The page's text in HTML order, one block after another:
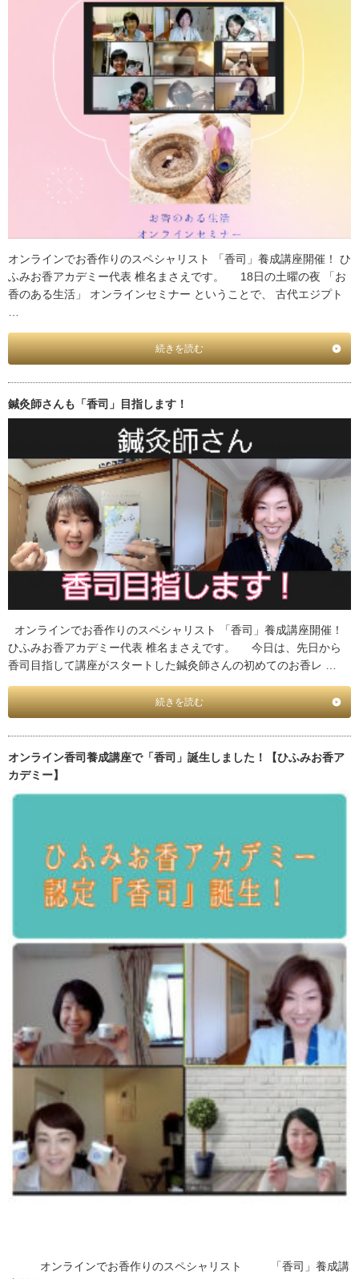
オンラインでお香作りのスペシャリスト 「香司」養成講座開催！ ひ
ふみお香アカデミー代表 椎名まさえです。 18日の土曜の夜 「お
香のある生活」 オンラインセミナー ということで、 古代エジプト
続きを読む
鍼灸師さんも「香司」目指します！
オンラインでお香作りのスペシャリスト 「香司」養成講座開催！
ひふみお香アカデミー代表 椎名まさえです。 今日は、先日から
香司目指して講座がスタートした鍼灸師さんの初めてのお香レ …
続きを読む
オンライン香司養成講座で「香司」誕生しました！【ひふみお香ア
カデミー】
オンラインでお香作りのスペシャリスト 「香司」養成講